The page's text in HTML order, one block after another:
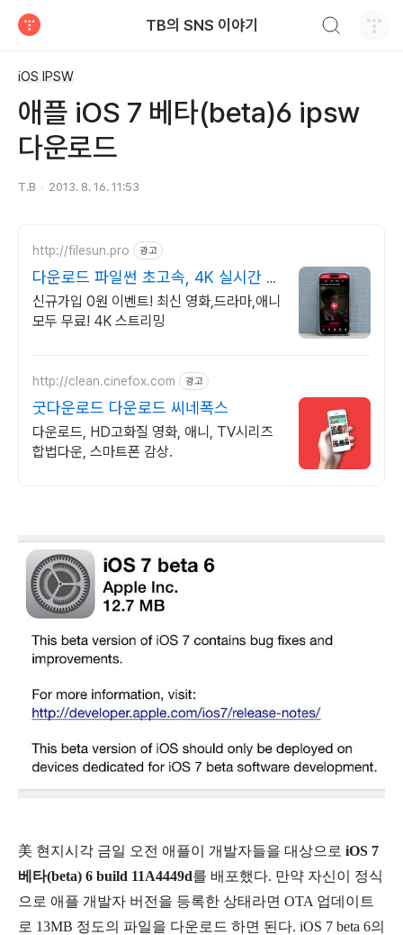
TB의 SNS 이야기
iOS IPSW
애플 iOS 7 베타(beta)6 ipsw
다운로드
T.B 2013. 8. 16. 11:53
http://filesun.pro 광고
다운로드 파일썬 초고속, 4K 실시간 보
기!
신규가입 0원 이벤트! 최신 영화,드라마,애니
모두 무료! 4K 스트리밍
http://clean.cinefox.com 광고
굿다운로드 다운로드 씨네폭스
다운로드, HD고화질 영화, 애니, TV시리즈
합법다운, 스마트폰 감상.
美 현지시각 금일 오전 애플이 개발자들을 대상으로 iOS 7
베타(beta) 6 build 11A4449d를 배포했다. 만약 자신이 정식
으로 애플 개발자 버전을 등록한 상태라면 OTA 업데이트
로 13MB 정도의 파일을 다운로드 하면 된다. iOS 7 beta 6의